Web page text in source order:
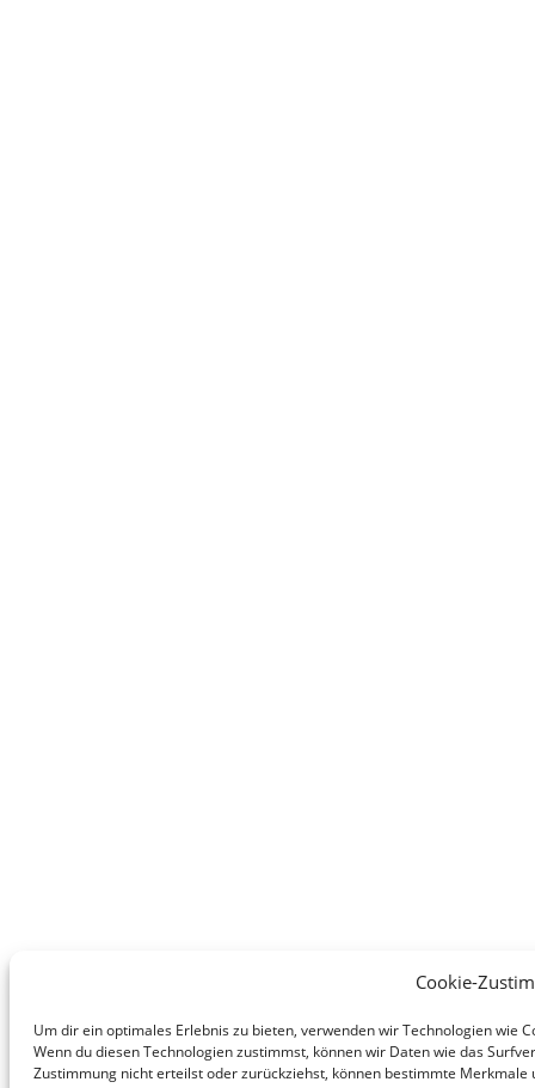
Cookie-
Um dir ein optimales Erlebnis zu bieten, verwenden wir Technologien
Wenn du diesen Technologien zustimmst, können wir Daten wie das
Zustimmung nicht erteilst oder zurückziehst, können bestimmte